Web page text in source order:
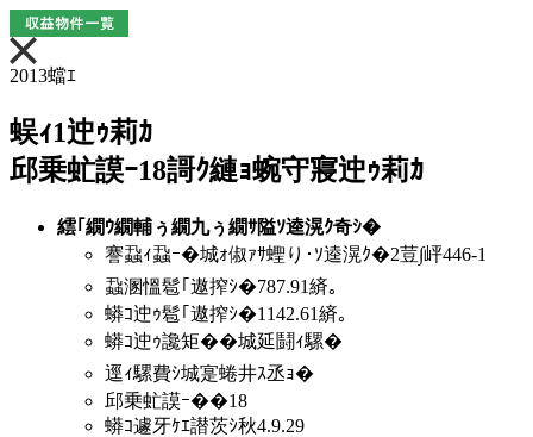
2013蟷ｴ
蜈ｨ1迚ｩ莉ｶ
邱乗虻謨ｰ18謌ｸ縺ｮ蜿守寢迚ｩ莉ｶ
繧｢繝ｳ繝輔ぅ繝九ぅ繝ｻ隘ｿ逵滉ｸ奇ｼ�
謇蝨ｨ蝨ｰ�城ｫ俶ｧｻ蟶り･ｿ逵滉ｸ�2荳∫岼446-1
蝨溷慍髱｢遨搾ｼ�787.91緕｡
蟒ｺ迚ｩ髱｢遨搾ｼ�1142.61緕｡
蟒ｺ迚ｩ讒矩��城延鬪ｨ騾�
逕ｨ騾費ｼ城寔蜷井ｽ丞ｮ�
邱乗虻謨ｰ��18
蟒ｺ遽牙ｹｴ譛茨ｼ秋4.9.29